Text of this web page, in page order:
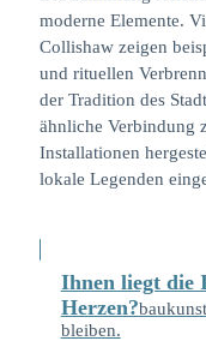
moderne Elemente.
Collishaw zeigen
und rituellen
der Tradition des
ähnliche Verbindung
Installationen
lokale Legenden
Ihnen liegt die
Herzen?
bleiben.